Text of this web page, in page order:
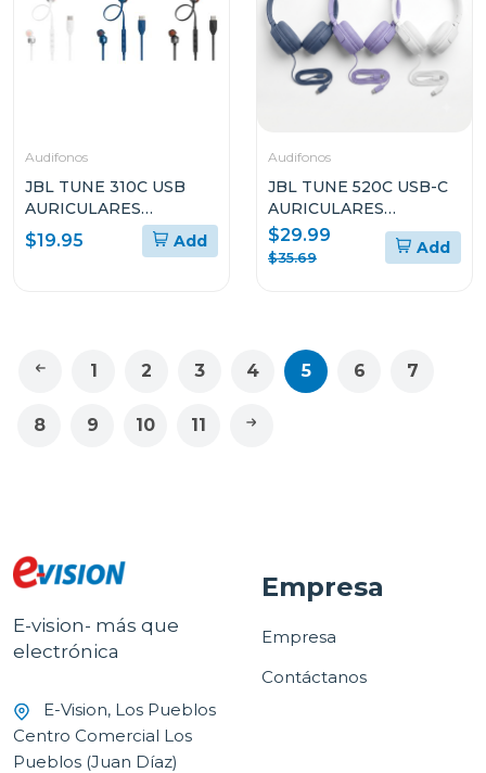
Audifonos
JBL TUNE 310C USB
AURICULARES
INTRAAURALES CON
CABLE
$19.95 Add
Audifonos
JBL TUNE 520C USB-C
AURICULARES
INTRAAURALES DE
ALTA RESOLUCIÓN
$29.99
$35.69
Add
1 2 3 4 5 6 7
8 9 10 11
E-vision- más que
electrónica
E-Vision, Los Pueblos
Centro Comercial Los
Pueblos (Juan Díaz)
Empresa
Empresa
Contáctanos